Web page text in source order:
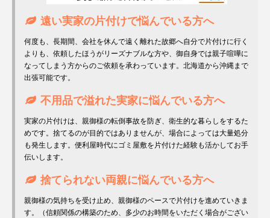
遠い実家の片付けで悩んでいる方へ
何度も、長期間、会社を休んで遠く離れた故郷へ自分で片付けに行く
よりも、依頼したほうがリーズナブルな方や、御自身では親子喧嘩に
なってしまう方からのご依頼を承わっています。北海道から沖縄まで
出張可能です。
不用品で溢れた実家に悩んでいる方へ
実家の片付けは、親御様の転倒事故を防ぎ、衛生的な暮らしをするた
めです。捨てるのが目的ではありませんが、場合によっては大量処分
も発生します。便利屋時代にゴミ屋敷を片付けた経験も活かしてお手
伝いします。
捨てられない両親に悩んでいる方へ
親御様の気持ちを受け止め、親御様のペースで片付けを進めていきま
す。（信頼関係の構築のため、多少のお時間をいただく場合がござい